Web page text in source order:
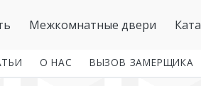
Межкомнатные двери
О НАС ВЫЗОВ ЗАМЕРЩИКА